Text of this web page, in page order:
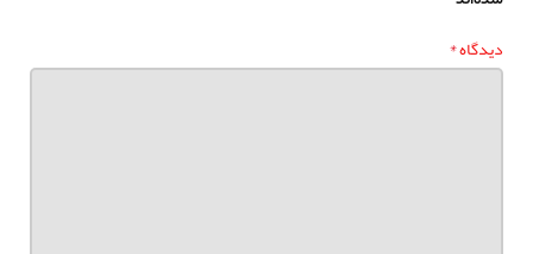
دیدگاه*